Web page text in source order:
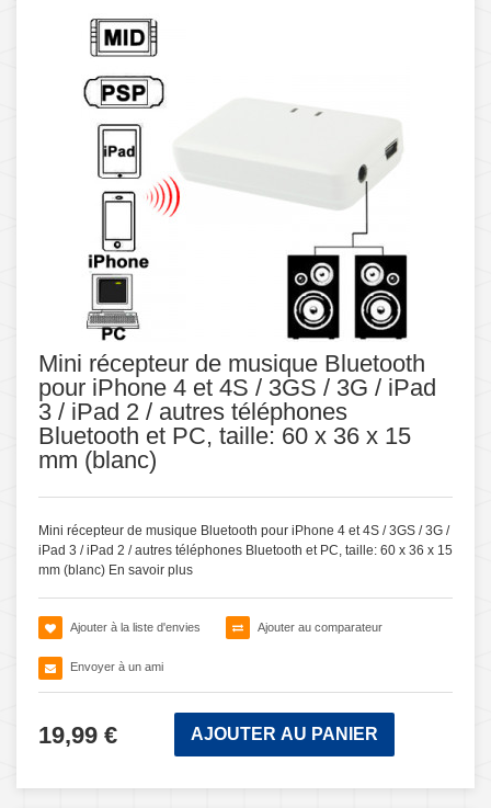
Mini récepteur de musique Bluetooth
pour iPhone 4 et 4S / 3GS / 3G / iPad
3 / iPad 2 / autres téléphones
Bluetooth et PC, taille: 60 x 36 x 15
mm (blanc)
Mini récepteur de musique Bluetooth pour iPhone 4 et 4S / 3GS / 3G /
iPad 3 / iPad 2 / autres téléphones Bluetooth et PC, taille: 60 x 36 x 15
mm (blanc) En savoir plus
Ajouter à la liste d'envies Ajouter au comparateur
Envoyer à un ami
19,99 € AJOUTER AU PANIER